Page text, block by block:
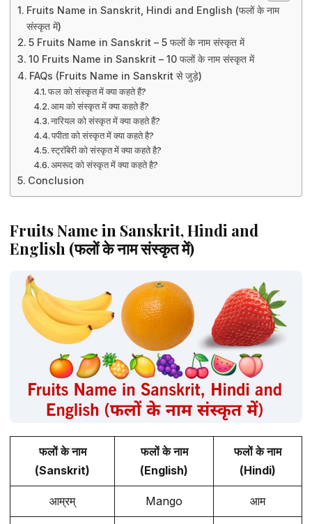
Fruits Name in Sanskrit, Hindi and English (फलों के नाम
संस्कृत में)
5 Fruits Name in Sanskrit – 5 फलों के नाम संस्कृत में
10 Fruits Name in Sanskrit – 10 फलों के नाम संस्कृत में
FAQs (Fruits Name in Sanskrit से जुड़े)
फल को संस्कृत में क्या कहते हैं?
आम को संस्कृत में क्या कहते हैं?
नारियल को संस्कृत में क्या कहते हैं?
पपीता को संस्कृत में क्या कहते है?
स्ट्रॉबेरी को संस्कृत में क्या कहते है?
अमरूद को संस्कृत में क्या कहते है?
Conclusion
Fruits Name in Sanskrit, Hindi and
English (फलों के नाम संस्कृत में)
फलों के नाम
(Sanskrit)
फलों के नाम
(English)
फलों के नाम
(Hindi)
आम्रम् Mango आम